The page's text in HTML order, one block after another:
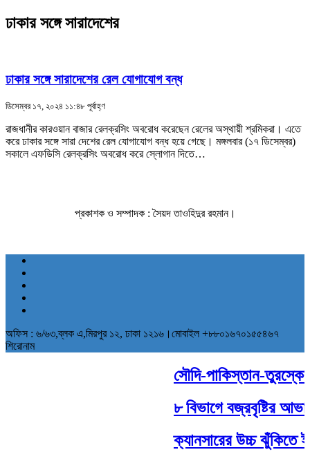
ঢাকার সঙ্গে সারাদেশের
ঢাকার সঙ্গে সারাদেশের রেল যোগাযোগ বন্ধ
ডিসেম্বর ১৭, ২০২৪ ১১:৪৮ পূর্বাহ্ণ
রাজধানীর কারওয়ান বাজার রেলক্রসিং অবরোধ করেছেন রেলের অস্থায়ী শ্রমিকরা। এতে
করে ঢাকার সঙ্গে সারা দেশের রেল যোগাযোগ বন্ধ হয়ে গেছে। মঙ্গলবার (১৭ ডিসেম্বর)
সকালে এফডিসি রেলক্রসিং অবরোধ করে স্লোগান দিতে…
প্রকাশক ও সম্পাদক : সৈয়দ তাওহিদুর রহমান।
অফিস : ৬/৬৩,ব্লক এ,মিরপুর ১২, ঢাকা ১২১৬।মোবাইল +৮৮০১৬৭০১৫৫৪৬৭
শিরোনাম
সৌদি-পাকিস্তান-
৮ বিভাগে বজ্রবৃষ্টির
ক্যানসারের উচ্চ ঝুঁকিতে